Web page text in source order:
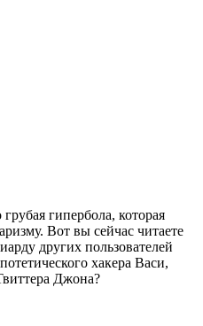
гипербола, которая
Вот вы сейчас читаете
других пользователей
хакера Васи,
Джона?